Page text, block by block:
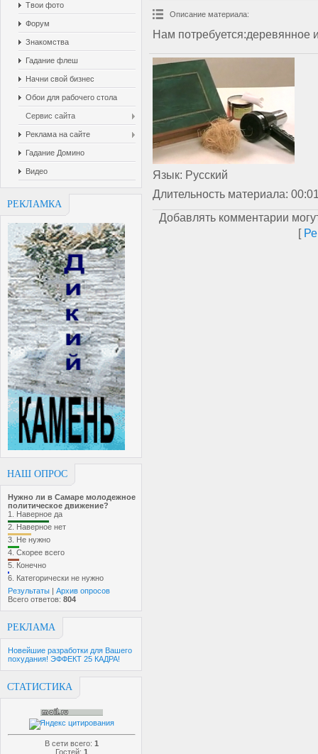
Твои фото
Форум
Знакомства
Гадание флеш
Начни свой бизнес
Обои для рабочего стола
Сервис сайта
Реклама на сайте
Гадание Домино
Видео
РЕКЛАМКА
НАШ ОПРОС
Нужно ли в Самаре молодежное
политическое движение?
1. Наверное да
2. Наверное нет
3. Не нужно
4. Скорее всего
5. Конечно
6. Категорически не нужно
Результаты | Архив опросов
Всего ответов: 804
РЕКЛАМА
Новейшие разработки для Вашего
похудания! ЭФФЕКТ 25 КАДРА!
СТАТИСТИКА
В сети всего: 1
Гостей: 1
Описание материала:
Нам потребуется:деревянное
Язык: Русский
Длительность материала:
Добавлять комментарии
[